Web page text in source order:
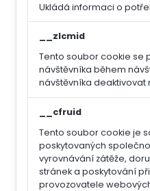
Ukládá informaci o
__zlcmid
Tento soubor cookie se
návštěvníka během
návštěvníka deaktivovat
__cfruid
Tento soubor cookie je
poskytovaných
vyrovnávání zátěže,
stránek a poskytování
provozovatele